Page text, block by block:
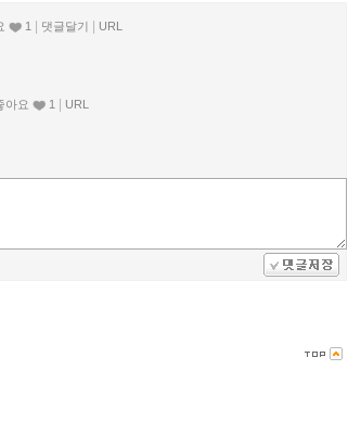
1 댓글달기 URL
아요 1 URL